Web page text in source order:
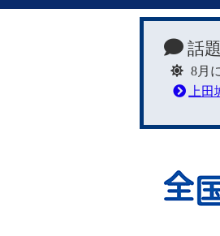
話
8月
上